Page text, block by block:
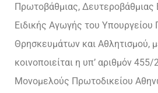
Πρωτοβάθμιας, Δευτεροβάθμιας
Ειδικής Αγωγής του Υπουργείου
Θρησκευμάτων και Αθλητισμού,
κοινοποιείται η υπ’ αριθμόν
Μονομελούς Πρωτοδικείου